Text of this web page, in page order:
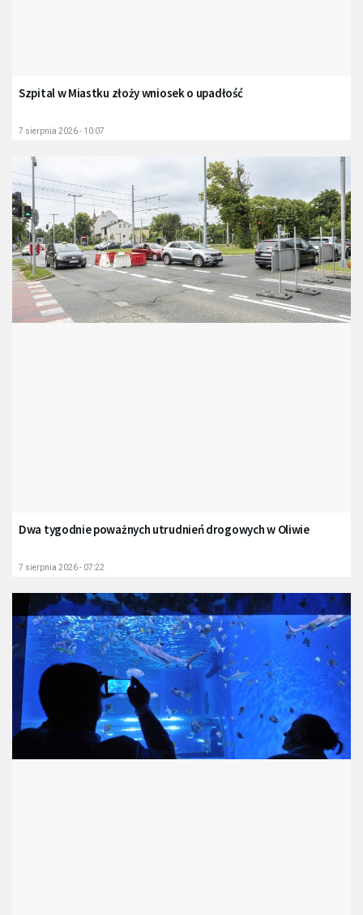
Szpital w Miastku złoży wniosek o upadłość
7 sierpnia 2026 - 10:07
Dwa tygodnie poważnych utrudnień drogowych w Oliwie
7 sierpnia 2026 - 07:22